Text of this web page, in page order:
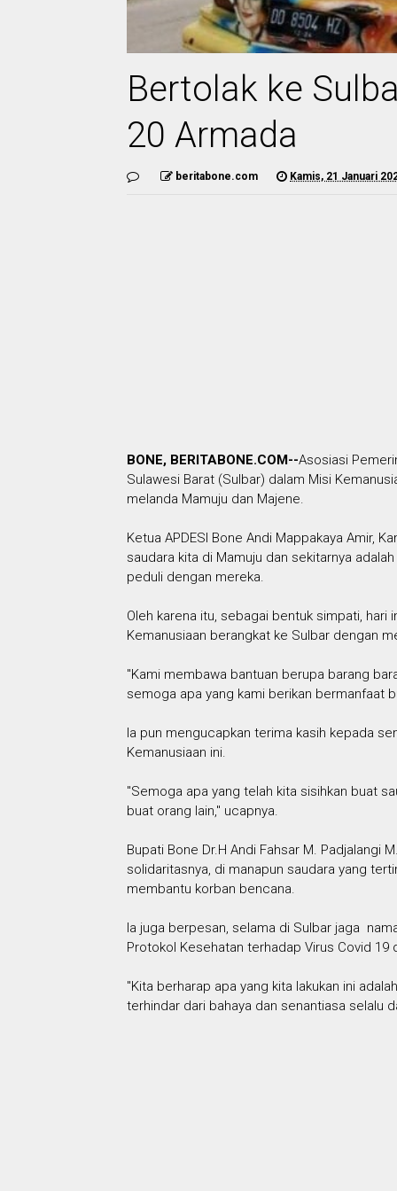
Bertolak ke
20 Armada
beritabone.com Kamis, 21 Januari
BONE, BERITABONE.COM--Asosiasi
Sulawesi Barat (Sulbar) dalam Misi
melanda Mamuju dan Majene.
Ketua APDESI Bone Andi Mappakaya Amir,
saudara kita di Mamuju dan sekitarnya
peduli dengan mereka.
Oleh karena itu, sebagai bentuk simpati,
Kemanusiaan berangkat ke Sulbar dengan
"Kami membawa bantuan berupa barang
semoga apa yang kami berikan bermanfaat
Ia pun mengucapkan terima kasih kepada
Kemanusiaan ini.
"Semoga apa yang telah kita sisihkan buat
buat orang lain," ucapnya.
Bupati Bone Dr.H Andi Fahsar M. Padjalangi
solidaritasnya, di manapun saudara yang
membantu korban bencana.
Ia juga berpesan, selama di Sulbar jaga
Protokol Kesehatan terhadap Virus Covid
"Kita berharap apa yang kita lakukan ini
terhindar dari bahaya dan senantiasa selalu